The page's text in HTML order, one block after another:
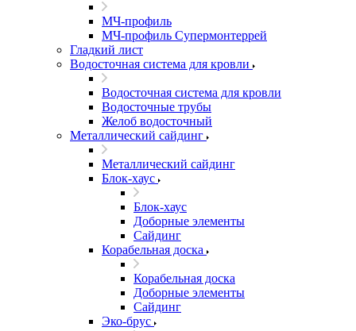
МЧ-профиль
МЧ-профиль Супермонтеррей
Гладкий лист
Водосточная система для кровли
Водосточная система для кровли
Водосточные трубы
Желоб водосточный
Металлический сайдинг
Металлический сайдинг
Блок-хаус
Блок-хаус
Доборные элементы
Сайдинг
Корабельная доска
Корабельная доска
Доборные элементы
Сайдинг
Эко-брус